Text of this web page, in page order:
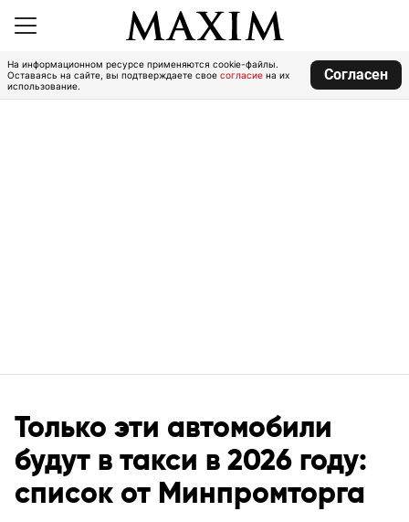
На информационном ресурсе применяются cookie-файлы.
Оставаясь на сайте, вы подтверждаете свое согласие на их
использование.
Согласен
Только эти автомобили
будут в такси в 2026 году:
список от Минпромторга